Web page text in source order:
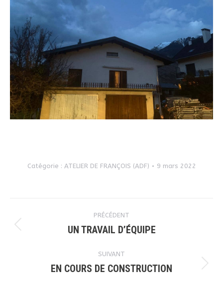
Catégorie : ATELIER DE FRANÇOIS (ADF) 9 mars 2022
article
PRÉCÉDENT
Article
:
UN TRAVAIL D’ÉQUIPE
SUIVANT
Article
EN COURS DE CONSTRUCTION